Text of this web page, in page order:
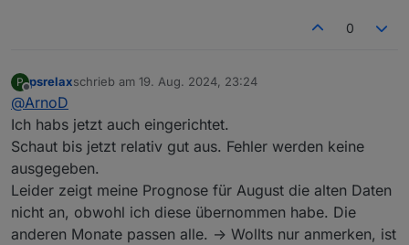
0
P
Offline
psrelaxschrieb am 19. Aug. 2024, 23:24
zuletzt editiert von
@ArnoD
Ich habs jetzt auch eingerichtet.
Schaut bis jetzt relativ gut aus. Fehler werden keine
ausgegeben.
Leider zeigt meine Prognose für August die alten Daten
nicht an, obwohl ich diese übernommen habe. Die
anderen Monate passen alle. -> Wollts nur anmerken, ist